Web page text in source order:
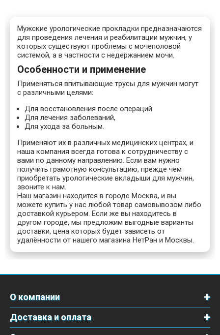
Мужские урологические прокладки предназначаются
для проведения лечения и реабилитации мужчин, у
которых существуют проблемы с мочеполовой
системой, а в частности с недержанием мочи.
Особенности и применение
Применяться впитывающие трусы для мужчин могут
с различными целями:
Для восстановления после операций.
Для лечения заболеваний,
Для ухода за больным.
Применяют их в различных медицинских центрах, и
наша компания всегда готова к сотрудничеству с
вами по данному направлению. Если вам нужно
получить грамотную консультацию, прежде чем
приобретать урологические вкладыши для мужчин,
звоните к нам.
Наш магазин находится в городе Москва, и вы
можете купить у нас любой товар самовывозом либо
доставкой курьером. Если же вы находитесь в
другом городе, мы предложим выгодные варианты
доставки, цена которых будет зависеть от
удалённости от нашего магазина НетРан и Москвы.
О компании
Доставка и оплата